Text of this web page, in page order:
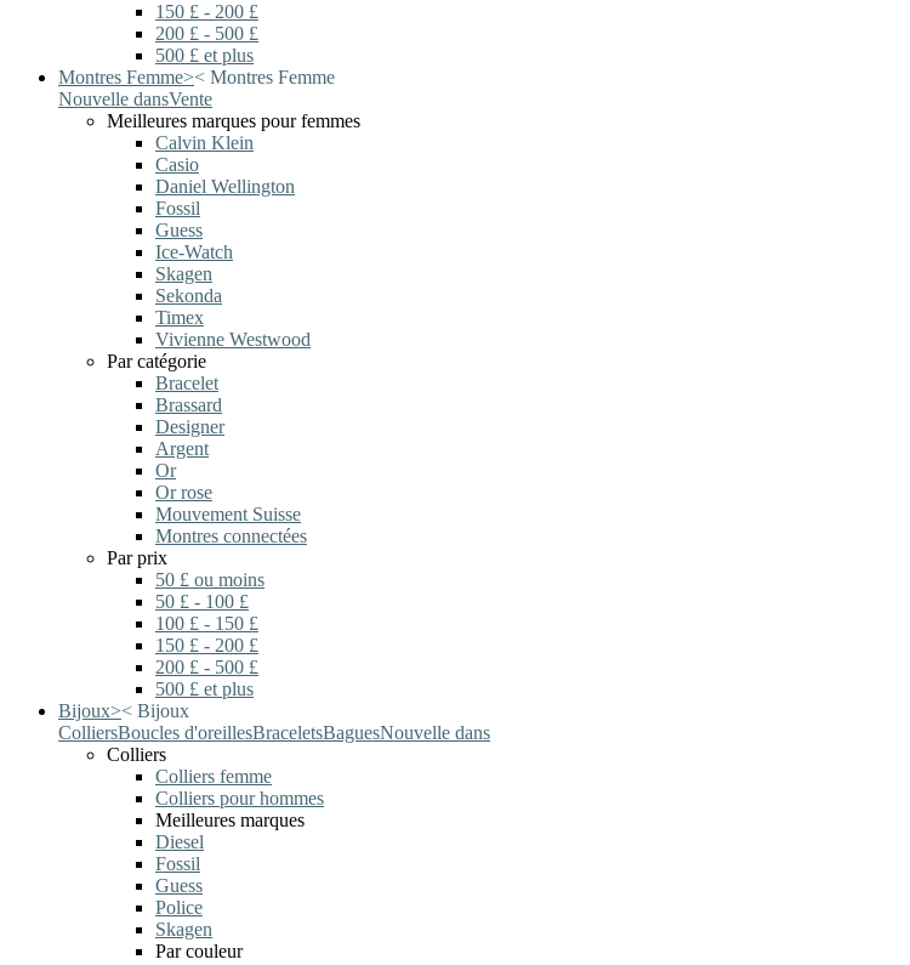
150 £ - 200 £
200 £ - 500 £
500 £ et plus
Montres Femme>< Montres Femme
Nouvelle dansVente
Meilleures marques pour femmes
Calvin Klein
Casio
Daniel Wellington
Fossil
Guess
Ice-Watch
Skagen
Sekonda
Timex
Vivienne Westwood
Par catégorie
Bracelet
Brassard
Designer
Argent
Or
Or rose
Mouvement Suisse
Montres connectées
Par prix
50 £ ou moins
50 £ - 100 £
100 £ - 150 £
150 £ - 200 £
200 £ - 500 £
500 £ et plus
Bijoux>< Bijoux
ColliersBoucles d'oreillesBraceletsBaguesNouvelle dans
Colliers
Colliers femme
Colliers pour hommes
Meilleures marques
Diesel
Fossil
Guess
Police
Skagen
Par couleur